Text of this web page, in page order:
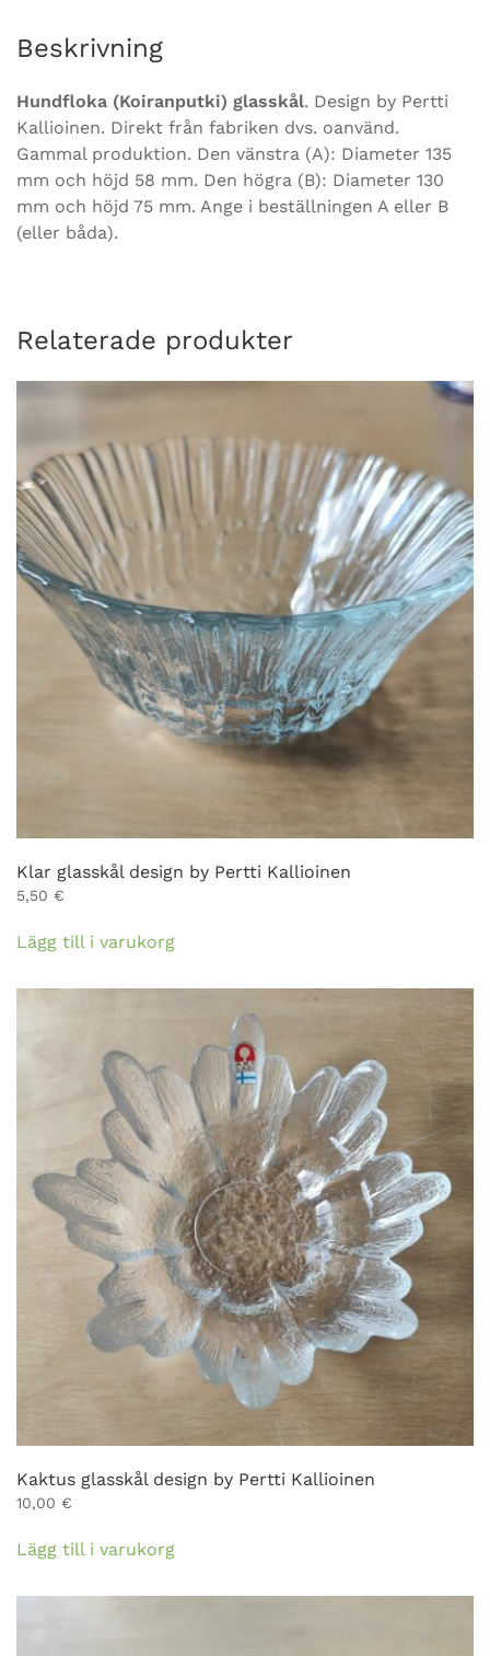
Beskrivning
Hundfloka (Koiranputki) glasskål. Design by Pertti
Kallioinen. Direkt från fabriken dvs. oanvänd.
Gammal produktion. Den vänstra (A): Diameter 135
mm och höjd 58 mm. Den högra (B): Diameter 130
mm och höjd 75 mm. Ange i beställningen A eller B
(eller båda).
Relaterade produkter
Klar glasskål design by Pertti Kallioinen
5,50 €
Lägg till i varukorg
Kaktus glasskål design by Pertti Kallioinen
10,00 €
Lägg till i varukorg